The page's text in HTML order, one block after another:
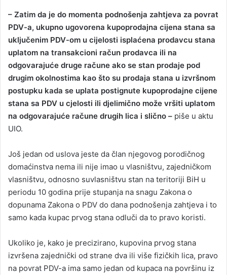
– Zatim da je do momenta podnošenja zahtjeva za povrat
PDV-a, ukupno ugovorena kupoprodajna cijena stana sa
uključenim PDV-om u cijelosti isplaćena prodavcu stana
uplatom na transakcioni račun prodavca ili na
odgovarajuće druge račune ako se stan prodaje pod
drugim okolnostima kao što su prodaja stana u izvršnom
postupku kada se uplata postignute kupoprodajne cijene
stana sa PDV u cjelosti ili djelimično može vršiti uplatom
na odgovarajuće račune drugih lica i slično – piše u aktu
UIO.
Još jedan od uslova jeste da član njegovog porodičnog
domaćinstva nema ili nije imao u vlasništvu, zajedničkom
vlasništvu, odnosno suvlasništvu stan na teritoriji BiH u
periodu 10 godina prije stupanja na snagu Zakona o
dopunama Zakona o PDV do dana podnošenja zahtjeva i to
samo kada kupac prvog stana odluči da to pravo koristi.
Ukoliko je, kako je precizirano, kupovina prvog stana
izvršena zajednički od strane dva ili više fizičkih lica, pravo
na povrat PDV-a ima samo jedan od kupaca na površinu iz